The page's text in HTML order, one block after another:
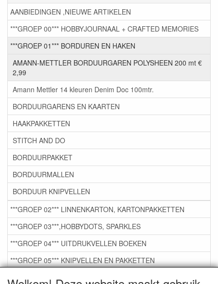
AANBIEDINGEN ,NIEUWE ARTIKELEN
***GROEP 00*** HOBBYJOURNAAL + CRAFTED MEMORIES
***GROEP 01*** BORDUREN EN HAKEN
AMANN-METTLER BORDUURGAREN POLYSHEEN 200 mt €
2,99
Amann Mettler 14 kleuren Denim Doc 100mtr.
BORDUURGARENS EN KAARTEN
HAAKPAKKETTEN
STITCH AND DO
BORDUURPAKKET
BORDUURMALLEN
BORDUUR KNIPVELLEN
***GROEP 02*** LINNENKARTON, KARTONPAKKETTEN
***GROEP 03***,HOBBYDOTS, SPARKLES
***GROEP 04*** UITDRUKVELLEN BOEKEN
***GROEP 05*** KNIPVELLEN EN PAKKETTEN
***GROEP 06*** TAPE/LIJM SNIJMALLEN STEMPELS